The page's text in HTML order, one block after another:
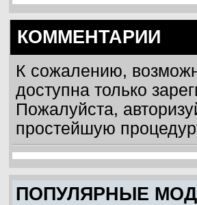
КОММЕНТАРИИ
К сожалению,
доступна только
Пожалуйста,
простейшую
ПОПУЛЯРНЫЕ